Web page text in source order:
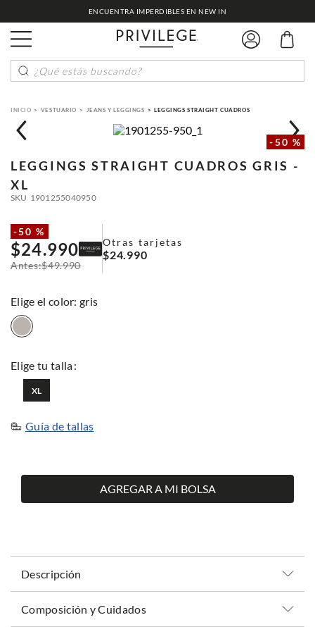
ENCUENTRA IMPERDIBLES EN NEW IN
¿Qué estás buscando?
VESTUARIO JEANS Y LEGGINGS LEGGINGS STRAIGHT CUADROS
-50 %
LEGGINGS STRAIGHT CUADROS GRIS -
XL
SKU 1901255040950
-50 %
$24.990
$49.990
Otras tarjetas
$24.990
: gris
XL
Guía de tallas
AGREGAR A MI BOLSA
Descripción
Composición y Cuidados